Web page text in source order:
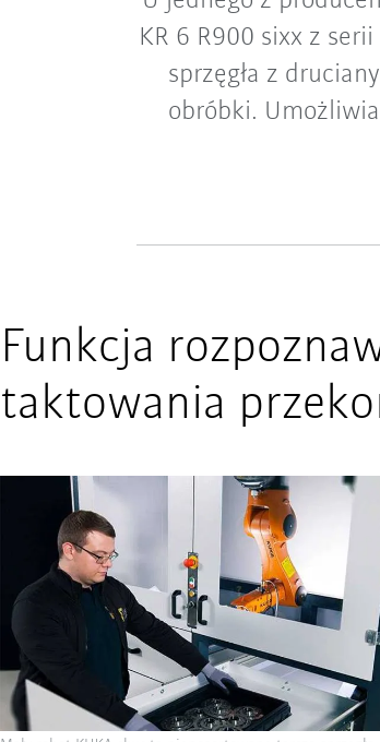
KR 6 R900 sixx z
sprzęgła z
obróbki.
Funkcja
taktowania